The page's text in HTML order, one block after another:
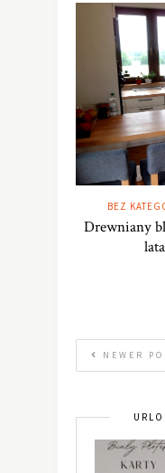
BEZ
Drewniany
NEWER